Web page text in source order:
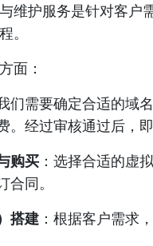
维护服务是针对客
。
面：
们需要确定合适的域
。经过审核通过后，
购买 ：选择合适的虚
同。
搭建 ：根据客户需求